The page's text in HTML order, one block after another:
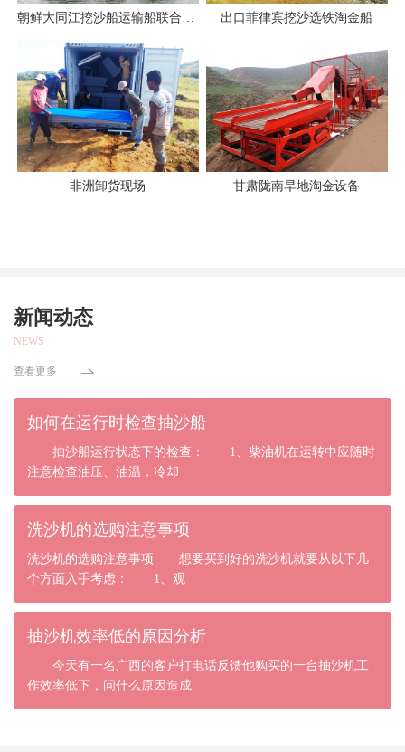
出口菲律宾挖沙选铁淘金船
非洲卸货现场 甘肃陇南旱地淘金设备
新闻动态
NEWS
查看更多
如何在运行时检查抽沙船
抽沙船运行状态下的检查： 1、柴油机在运转中应随时
注意检查油压、油温，冷却
洗沙机的选购注意事项
洗沙机的选购注意事项 想要买到好的洗沙机就要从以下几
个方面入手考虑： 1、观
抽沙机效率低的原因分析
今天有一名广西的客户打电话反馈他购买的一台抽沙机工
作效率低下，问什么原因造成